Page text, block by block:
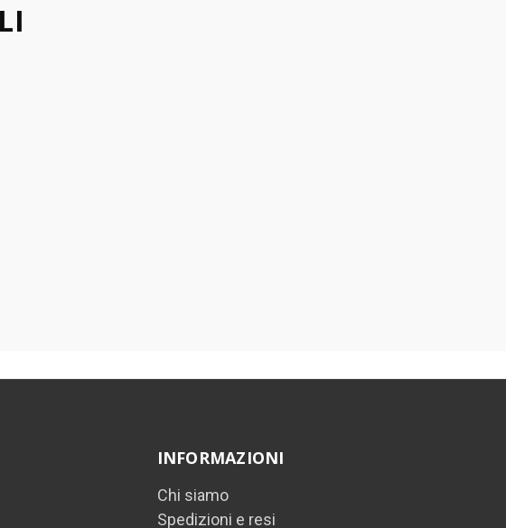
INFORMAZIONI
Chi siamo
Spedizioni e resi